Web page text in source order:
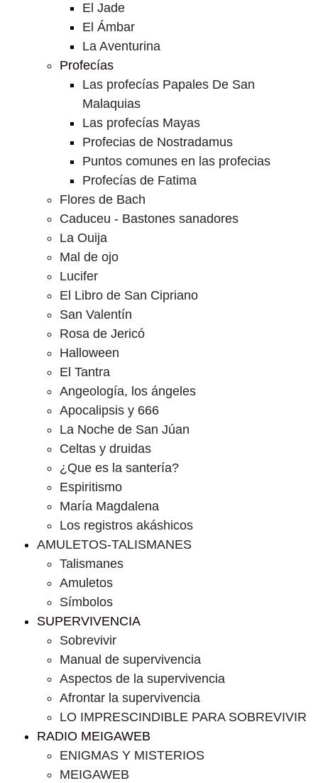
El Jade
El Ámbar
La Aventurina
Profecías
Las profecías Papales De San
Malaquias
Las profecías Mayas
Profecias de Nostradamus
Puntos comunes en las profecias
Profecías de Fatima
Flores de Bach
Caduceu - Bastones sanadores
La Ouija
Mal de ojo
Lucifer
El Libro de San Cipriano
San Valentín
Rosa de Jericó
Halloween
El Tantra
Angeología, los ángeles
Apocalipsis y 666
La Noche de San Júan
Celtas y druidas
¿Que es la santería?
Espiritismo
María Magdalena
Los registros akáshicos
AMULETOS-TALISMANES
Talismanes
Amuletos
Símbolos
SUPERVIVENCIA
Sobrevivir
Manual de supervivencia
Aspectos de la supervivencia
Afrontar la supervivencia
LO IMPRESCINDIBLE PARA SOBREVIVIR
RADIO MEIGAWEB
ENIGMAS Y MISTERIOS
MEIGAWEB